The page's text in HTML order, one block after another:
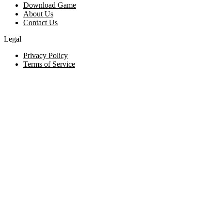
Download Game
About Us
Contact Us
Legal
Privacy Policy
Terms of Service